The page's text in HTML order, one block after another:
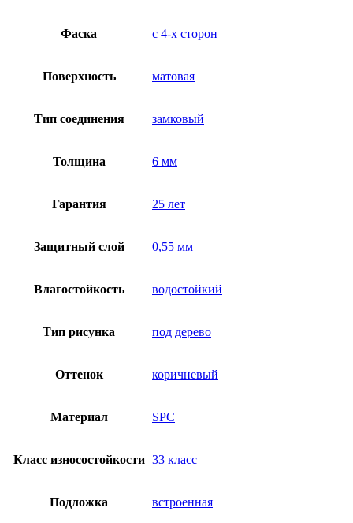
Фаска с 4-х сторон
Поверхность матовая
Тип соединения замковый
Толщина 6 мм
Гарантия 25 лет
Защитный слой 0,55 мм
Влагостойкость водостойкий
Тип рисунка под дерево
Оттенок коричневый
Материал SPC
Класс износостойкости 33 класс
Подложка встроенная